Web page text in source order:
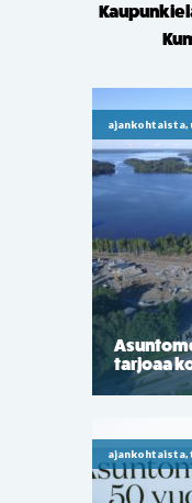
ajankohtaista,
tarjoaa
ajankohtaista,